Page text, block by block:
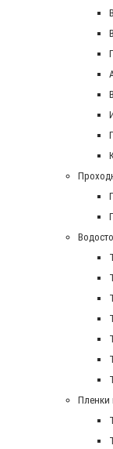
Пленки